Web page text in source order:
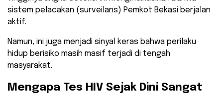
sistem pelacakan (surveilans) Pemkot Bekasi berjalan
aktif.
Namun, ini juga menjadi sinyal keras bahwa perilaku
hidup berisiko masih masif terjadi di tengah
masyarakat.
​Mengapa Tes HIV Sejak Dini Sangat